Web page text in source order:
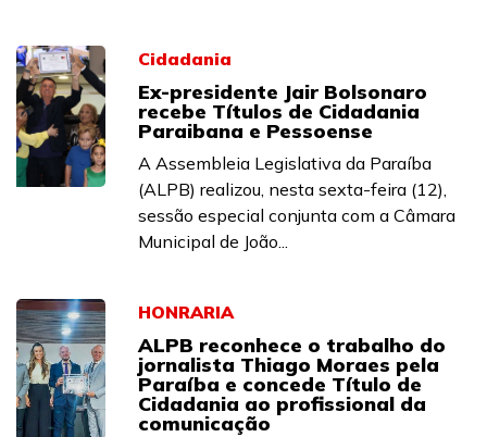
Cidadania
Ex-presidente Jair Bolsonaro
recebe Títulos de Cidadania
Paraibana e Pessoense
A Assembleia Legislativa da Paraíba
(ALPB) realizou, nesta sexta-feira (12),
sessão especial conjunta com a Câmara
Municipal de João...
HONRARIA
ALPB reconhece o trabalho do
jornalista Thiago Moraes pela
Paraíba e concede Título de
Cidadania ao profissional da
comunicação